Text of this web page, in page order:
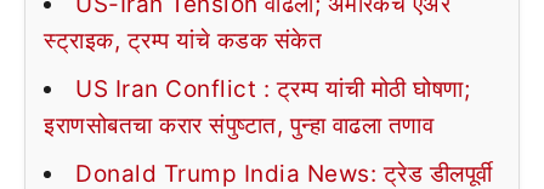
स्ट्राइक, ट्रम्प यांचे कडक संकेत
US Iran Conflict : ट्रम्प यांची मोठी घोषणा;
इराणसोबतचा करार संपुष्टात, पुन्हा वाढला तणाव
Donald Trump India News: ट्रेड डीलपूर्वी